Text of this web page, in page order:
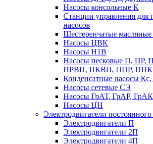
Насосы консольные К
Станции управления для
насосов
Шестеренчатые
Насосы ЦВК
Насосы Н1В
Насосы песковые П,
ПРВП, ПКВП, ППР, ППК
Конденсатные насосы
Насосы сетевые СЭ
Насосы ГрАТ, ГрАР, ГрАК
Насосы ЦН
Электродвигатели постоянного
Электродвигатели П
Электродвигатели 2П
Электродвигатели 4П